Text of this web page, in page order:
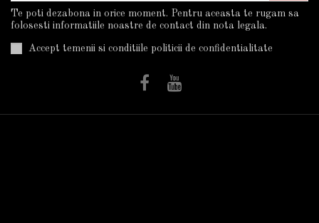
Te poti dezabona in orice moment. Pentru aceasta te rugam sa
folosesti informatiile noastre de contact din nota legala.
Accept temenii si conditiile politicii de confidentialitate